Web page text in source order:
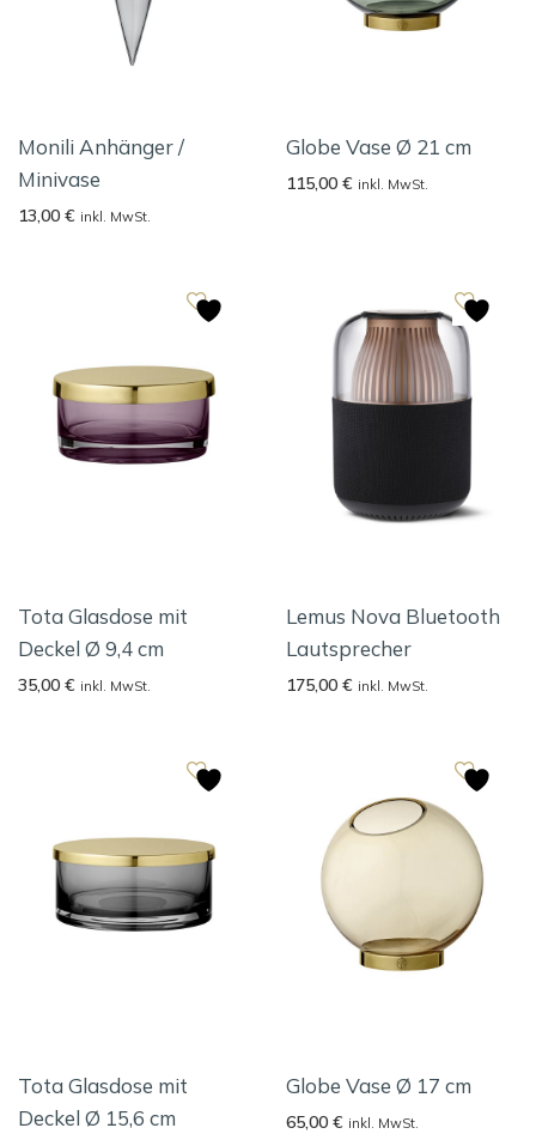
Monili Anhänger /
Minivase
13,00 € inkl. MwSt.
Globe Vase Ø 21 cm
115,00 € inkl. MwSt.
Tota Glasdose mit
Deckel Ø 9,4 cm
35,00 € inkl. MwSt.
Lemus Nova Bluetooth
Lautsprecher
175,00 € inkl. MwSt.
Tota Glasdose mit
Deckel Ø 15,6 cm
Globe Vase Ø 17 cm
65,00 € inkl. MwSt.